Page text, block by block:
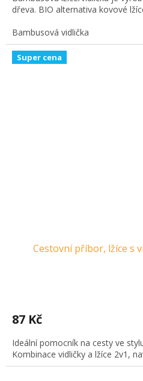
dřeva. BIO alternativa kovové
Bambusová vidlička
Super cena
Cestovní příbor, lžíce s
87 Kč
Ideální pomocník na cesty ve
Kombinace vidličky a lžíce 2v1,